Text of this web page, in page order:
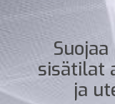
sisätilat
ja